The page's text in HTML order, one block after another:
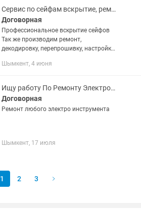
Сервис по сейфам вскрытие, ремонт, открыть сейф
Договорная
Профессиональное вскрытие сейфов
Так же производим ремонт,
декодировку, перепрошивку, настройку
замкам Работаем на выезд Выезжаем
Шымкент, 4 июня
Ищу работу По Ремонту Электроинструмента.
Договорная
Ремонт любого электро инструмента
Шымкент, 17 июля
1 2 3